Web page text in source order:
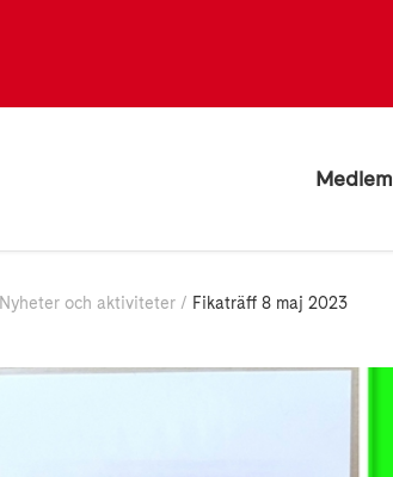
Medlem
Nyheter och aktiviteter Fikaträff 8 maj 2023